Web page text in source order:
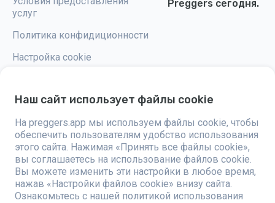
услуг
Политика конфидиционности
Настройка cookie
Preggers сегодня.
Preggers — это приложение, разработанное шведской компанией
Stroller AB в 2017 году, направленное на упрощение родительства для
будущих и новоиспеченных родителей по всему миру. Благодаря
разнообразной команде и сотрудничеству с экспертами, были
разработаны удобные в использовании приложения, которыми
пользуются более двух миллионов человек. Preggers предлагает
уникальный 3D-опыт, предоставляя персонализированные
обновления, советы и инструменты для каждого этапа беременности.
Приложение также поддерживает новоиспеченных родителей
Наш сайт использует файлы cookie
На preggers.app мы используем файлы cookie, чтобы
обеспечить пользователям удобство использования
этого сайта. Нажимая «Принять все файлы cookie»,
вы соглашаетесь на использование файлов cookie.
Вы можете изменить эти настройки в любое время,
нажав «Настройки файлов cookie» внизу сайта.
Ознакомьтесь с нашей политикой использования